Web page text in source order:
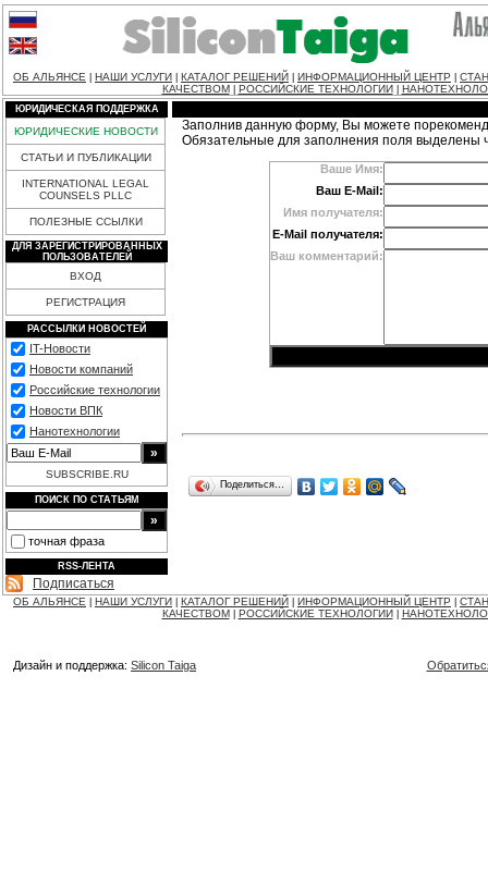
ОБ АЛЬЯНСЕ НАШИ УСЛУГИ КАТАЛОГ РЕШЕНИЙ ИНФОРМАЦИОННЫЙ ЦЕНТР
КАЧЕСТВОМ
РОССИЙСКИЕ ТЕХНОЛОГИИ
ЮРИДИЧЕСКАЯ ПОДДЕРЖКА
ЮРИДИЧЕСКИЕ НОВОСТИ
СТАТЬИ И ПУБЛИКАЦИИ
INTERNATIONAL LEGAL
COUNSELS PLLC
ПОЛЕЗНЫЕ ССЫЛКИ
ДЛЯ ЗАРЕГИСТРИРОВАННЫХ
ПОЛЬЗОВАТЕЛЕЙ
ВХОД
РЕГИСТРАЦИЯ
РАССЫЛКИ НОВОСТЕЙ
IT-Новости
Новости компаний
Российские технологии
Новости ВПК
Нанотехнологии
SUBSCRIBE.RU
ПОИСК ПО СТАТЬЯМ
точная фраза
RSS-ЛЕНТА
Подписаться
Заполнив данную форму, Вы можете
Обязательные для заполнения поля выделены
Ваше Имя:
Ваш E-Mail:
Имя получателя:
E-Mail получателя:
Ваш комментарий:
Поделиться…
ОБ АЛЬЯНСЕ НАШИ УСЛУГИ КАТАЛОГ РЕШЕНИЙ ИНФОРМАЦИОННЫЙ ЦЕНТР
КАЧЕСТВОМ
РОССИЙСКИЕ ТЕХНОЛОГИИ
Дизайн и поддержка: Silicon Taiga